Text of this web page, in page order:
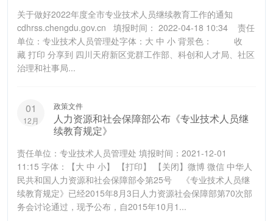
关于做好2022年度全市专业技术人员继续教育工作的通知
cdhrss.chengdu.gov.cn 填报时间： 2022-04-18 10:34 责任
单位：专业技术人员管理处字体：大 中 小 背景色： 收
藏 打印 分享到 四川天府新区党群工作部、科创和人才局、社区
治理和社事局...
01
12月
政策文件
人力资源和社会保障部公布《专业技术人员继
续教育规定》
责任单位：专业技术人员管理处 填报时间：2021-12-01
11:15 字体：【大 中 小】 【打印】 【关闭】微博 微信 中华人
民共和国人力资源和社会保障部令第25号 《专业技术人员继
续教育规定》已经2015年8月3日人力资源社会保障部第70次部
务会讨论通过，现予公布，自2015年10月1...